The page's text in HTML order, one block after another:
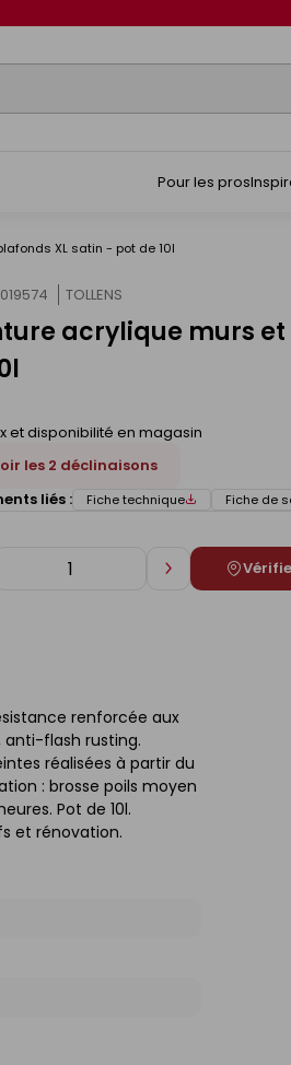
Pour les pros
XL satin - pot de 10l
TOLLENS
acrylique murs
et disponibilité en magasin
les 2 déclinaisons
liés :
Fiche technique Fiche de
Augmenter
renforcée aux
anti-flash rusting.
réalisées à partir du
: brosse poils moyen
Pot de 10l.
et rénovation.